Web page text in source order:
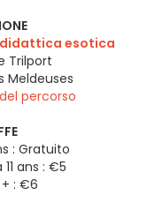
esotica
Trilport
Meldeuses
percorso
: Gratuito
ans : €5
+ : €6